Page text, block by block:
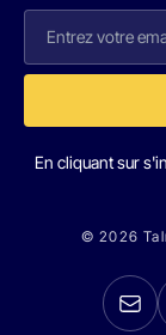
En cliquant sur
© 2026